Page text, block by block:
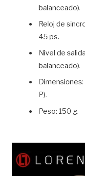
balanceado).
Reloj de
45 ps.
Nivel de
balanceado).
Dimensiones:
P).
Peso: 150 g.